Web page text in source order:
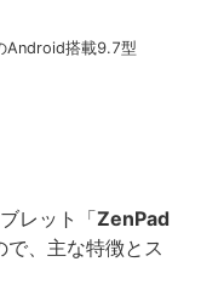
搭載9.7型
レット「ZenPad
で、主な特徴とス